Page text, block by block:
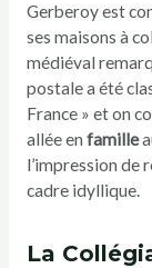
Gerberoy est
ses maisons à
médiéval
postale a été
France » et on
allée en famille
l’impression de
cadre idyllique.
La